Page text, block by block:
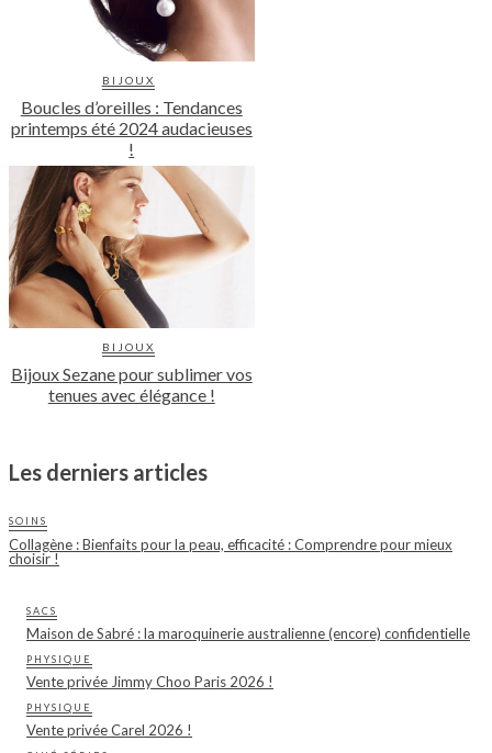
BIJOUX
Boucles d’oreilles : Tendances
printemps été 2024 audacieuses
!
BIJOUX
Bijoux Sezane pour sublimer vos
tenues avec élégance !
Les derniers articles
SOINS
Collagène : Bienfaits pour la peau, efficacité : Comprendre pour mieux
choisir !
SACS
Maison de Sabré : la maroquinerie australienne (encore) confidentielle
PHYSIQUE
Vente privée Jimmy Choo Paris 2026 !
PHYSIQUE
Vente privée Carel 2026 !